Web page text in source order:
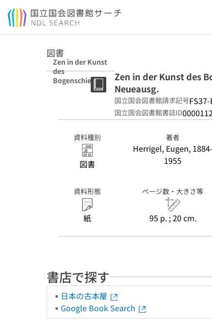
本文へ移動
図書
Zen in der Kunst
des
Bogenschiessen
Zen in der Kunst des
Neueausg.
国立国会図書館請求記号
国立国会図書館書誌ID
資料種別
図書
著者
Herrigel, Eugen, 1884-
1955
資料形態
紙
ページ数・大きさ等
95 p. ; 20 cm.
書店で探す
日本の古本屋
Google Book Search